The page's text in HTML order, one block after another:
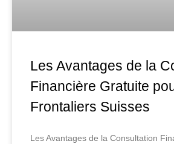
Les Avantages de la
Financière Gratuite
Frontaliers Suisses
Les Avantages de la Consultation